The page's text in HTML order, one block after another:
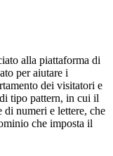
alla piattaforma di
per aiutare i
dei visitatori e
tipo pattern, in cui il
di numeri e lettere, che
che imposta il